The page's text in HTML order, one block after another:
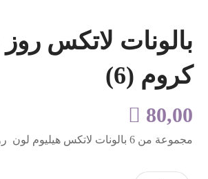
بالونات لاتكس
كروم (6)
 80,00
مجموعة من 6 بالونات لاتكس هيليوم لون روز جولد كروم